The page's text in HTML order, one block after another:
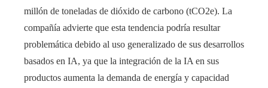
millón de toneladas de dióxido de carbono (tCO2e). La
compañía advierte que esta tendencia podría resultar
problemática debido al uso generalizado de sus desarrollos
basados ​​en IA, ya que la integración de la IA en sus
productos aumenta la demanda de energía y capacidad